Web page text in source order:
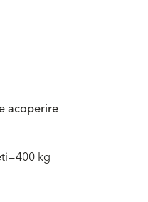
acoperire
kg